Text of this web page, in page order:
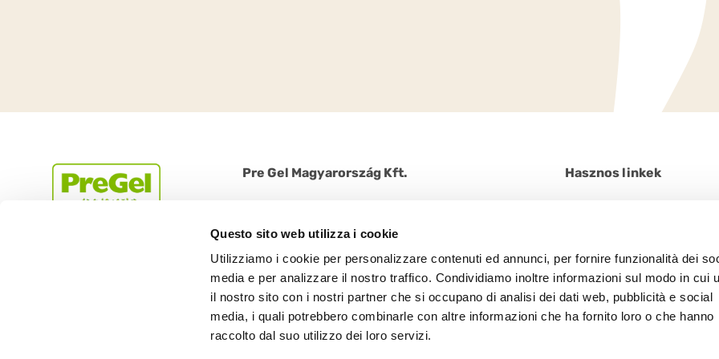
Questo sito web utilizza i cookie
Utilizziamo i cookie per personalizzare contenuti ed annunci, per fornire funzionalità dei
media e per analizzare il nostro traffico. Condividiamo inoltre informazioni sul modo in cui
il nostro sito con i nostri partner che si occupano di analisi dei dati web, pubblicità e social
media, i quali potrebbero combinarle con altre informazioni che ha fornito loro o che hanno
raccolto dal suo utilizzo dei loro servizi.
Pre Gel Magyarország Kft.
Tel: +36 1 612 1384 | + 36 9105858
Hasznos linkek
Tanúsítványok
Ötletek és értékek
PreGel a világban
A PreGel ma